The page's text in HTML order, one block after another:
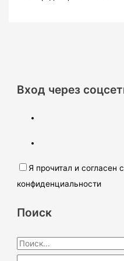
Вход через
Я прочитал и согласен
конфиденциальности
Поиск
П
о